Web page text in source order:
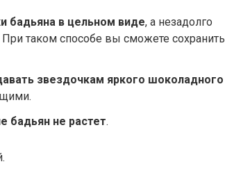
бадьяна в цельном виде, а незадолго
таком способе вы сможете сохранить
звездочкам яркого шоколадного
бадьян не растет.